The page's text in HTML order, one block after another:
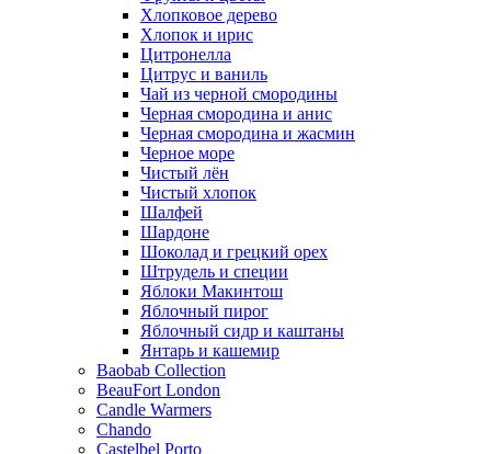
Хлопковое дерево
Хлопок и ирис
Цитронелла
Цитрус и ваниль
Чай из черной смородины
Черная смородина и анис
Черная смородина и жасмин
Черное море
Чистый лён
Чистый хлопок
Шалфей
Шардоне
Шоколад и грецкий орех
Штрудель и специи
Яблоки Макинтош
Яблочный пирог
Яблочный сидр и каштаны
Янтарь и кашемир
Baobab Collection
BeauFort London
Candle Warmers
Chando
Castelbel Porto